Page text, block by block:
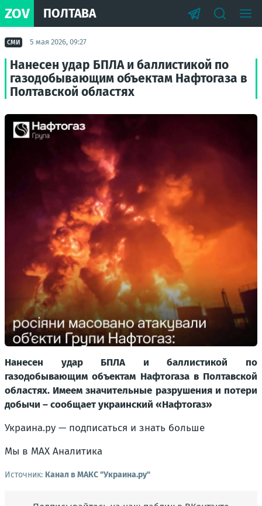
ZOV ПОЛТАВА
СМИ 5 мая 2026, 09:27
Нанесен удар БПЛА и баллистикой по
газодобывающим объектам Нафтогаза в
Полтавской областях
Нанесен удар БПЛА и баллистикой по
газодобывающим объектам Нафтогаза в Полтавской
областях. Имеем значительные разрушения и потери
добычи – сообщает украинский «Нафтогаз»
Украина.ру — подписаться и знать больше
Мы в MAX Аналитика
Источник: Канал в МАКС "Украина.ру"